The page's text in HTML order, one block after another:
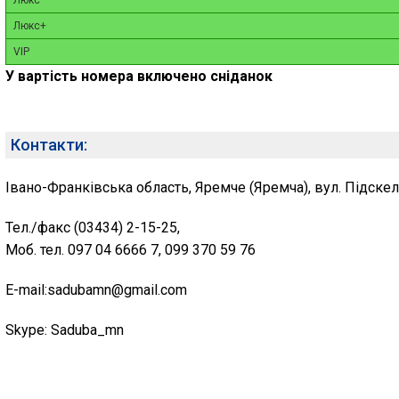
Люкс+
VIP
У вартість номера включено сніданок
Контакти:
Івано-Франківська область, Яремче (Яремча), вул.
Тел./факс (03434) 2-15-25,
Моб. тел. 097 04 6666 7, 099 370 59 76
E-mail:sadubamn@gmail.com
Skype: Saduba_mn